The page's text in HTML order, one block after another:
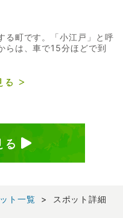
る町です。「小江戸」と呼
らは、車で15分ほどで到
ト一覧 スポット詳細